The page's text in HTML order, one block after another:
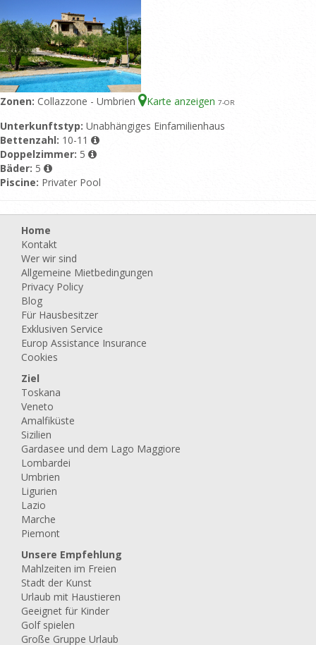
Zonen: Collazzone - Umbrien Karte anzeigen 7-OR
Unterkunftstyp: Unabhängiges Einfamilienhaus
Bettenzahl: 10-11
Doppelzimmer: 5
Bäder: 5
Piscine: Privater Pool
Home
Kontakt
Wer wir sind
Allgemeine Mietbedingungen
Privacy Policy
Blog
Für Hausbesitzer
Exklusiven Service
Europ Assistance Insurance
Cookies
Ziel
Toskana
Veneto
Amalfiküste
Sizilien
Gardasee und dem Lago Maggiore
Lombardei
Umbrien
Ligurien
Lazio
Marche
Piemont
Unsere Empfehlung
Mahlzeiten im Freien
Stadt der Kunst
Urlaub mit Haustieren
Geeignet für Kinder
Golf spielen
Große Gruppe Urlaub